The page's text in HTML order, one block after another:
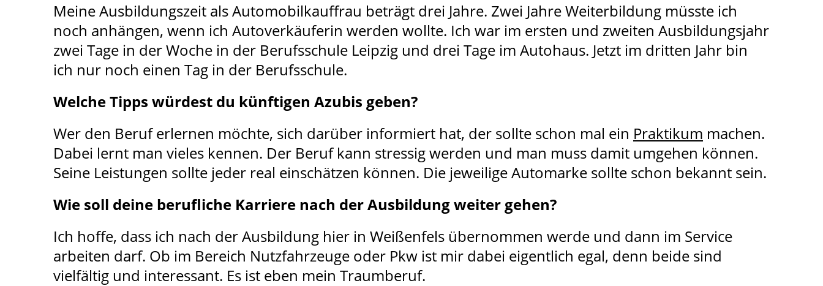
Meine Ausbildungszeit als Automobilkauffrau beträgt drei Jahre. Zwei Jahre Weiterbildung müsste ich
noch anhängen, wenn ich Autoverkäuferin werden wollte. Ich war im ersten und zweiten Ausbildungsjahr
zwei Tage in der Woche in der Berufsschule Leipzig und drei Tage im Autohaus. Jetzt im dritten Jahr bin
ich nur noch einen Tag in der Berufsschule.
Welche Tipps würdest du künftigen Azubis geben?
Wer den Beruf erlernen möchte, sich darüber informiert hat, der sollte schon mal ein Praktikum machen.
Dabei lernt man vieles kennen. Der Beruf kann stressig werden und man muss damit umgehen können.
Seine Leistungen sollte jeder real einschätzen können. Die jeweilige Automarke sollte schon bekannt sein.
Wie soll deine berufliche Karriere nach der Ausbildung weiter gehen?
Ich hoffe, dass ich nach der Ausbildung hier in Weißenfels übernommen werde und dann im Service
arbeiten darf. Ob im Bereich Nutzfahrzeuge oder Pkw ist mir dabei eigentlich egal, denn beide sind
vielfältig und interessant. Es ist eben mein Traumberuf.